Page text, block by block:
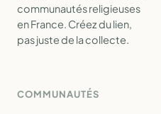
communautés religieuses
en France. Créez du lien,
pas juste de la collecte.
COMMUNAUTÉS